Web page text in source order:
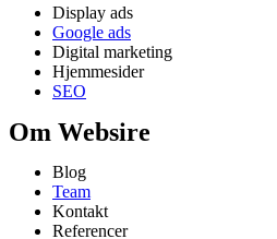
Display ads
Google ads
Digital marketing
Hjemmesider
SEO
Om Websire
Blog
Team
Kontakt
Referencer